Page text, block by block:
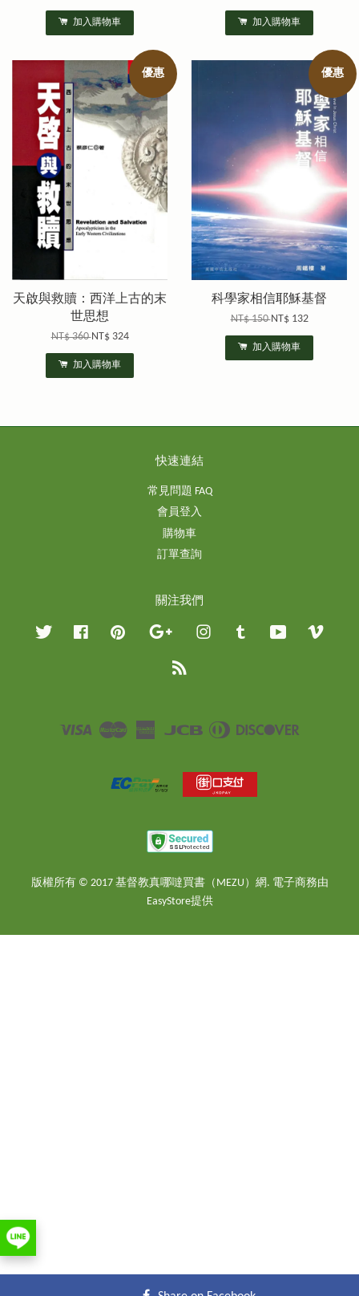
加入購物車 加入購物車
優惠
天啟與救贖：西洋上古的末
世思想
NT$ 360NT$ 324
加入購物車
優惠
科學家相信耶穌基督
NT$ 150NT$ 132
加入購物車
快速連結
常見問題 FAQ
會員登入
購物車
訂單查詢
關注我們
Twitter Facebook Pinterest Google InstagramTumblr YouTube
Visa Master
American
JCB
Diners
版權所有 © 2017 基督教真哪噠買書（MEZU）網. 電子商務由
EasyStore提供